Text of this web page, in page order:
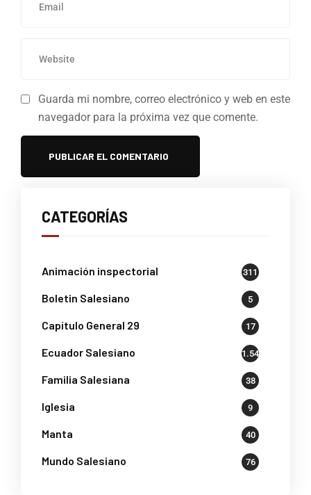
Guarda mi nombre, correo electrónico y web en este
navegador para la próxima vez que comente.
CATEGORÍAS
Animación inspectorial 311
Boletin Salesiano 5
Capítulo General 29 17
Ecuador Salesiano 1.541
Familia Salesiana 38
Iglesia 9
Manta 40
Mundo Salesiano 76